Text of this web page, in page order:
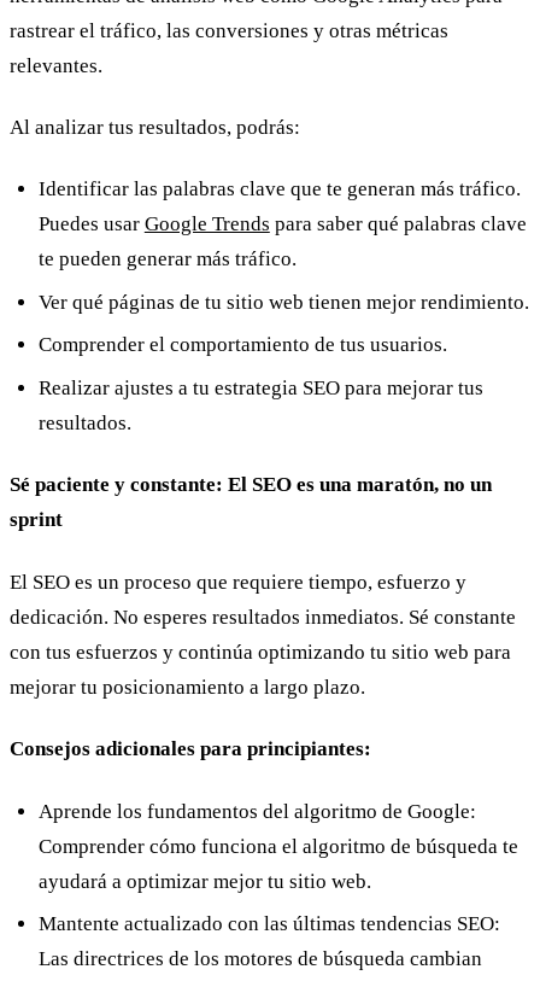
rastrear el tráfico, las conversiones y otras métricas
relevantes.
Al analizar tus resultados, podrás:
Identificar las palabras clave que te generan más tráfico.
Puedes usar Google Trends para saber qué palabras clave
te pueden generar más tráfico.
Ver qué páginas de tu sitio web tienen mejor rendimiento.
Comprender el comportamiento de tus usuarios.
Realizar ajustes a tu estrategia SEO para mejorar tus
resultados.
Sé paciente y constante: El SEO es una maratón, no un
sprint
El SEO es un proceso que requiere tiempo, esfuerzo y
dedicación. No esperes resultados inmediatos. Sé constante
con tus esfuerzos y continúa optimizando tu sitio web para
mejorar tu posicionamiento a largo plazo.
Consejos adicionales para principiantes:
Aprende los fundamentos del algoritmo de Google:
Comprender cómo funciona el algoritmo de búsqueda te
ayudará a optimizar mejor tu sitio web.
Mantente actualizado con las últimas tendencias SEO:
Las directrices de los motores de búsqueda cambian